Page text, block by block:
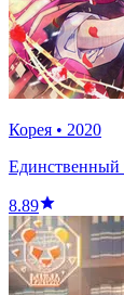
Корея • 2020
Единственный
8.89